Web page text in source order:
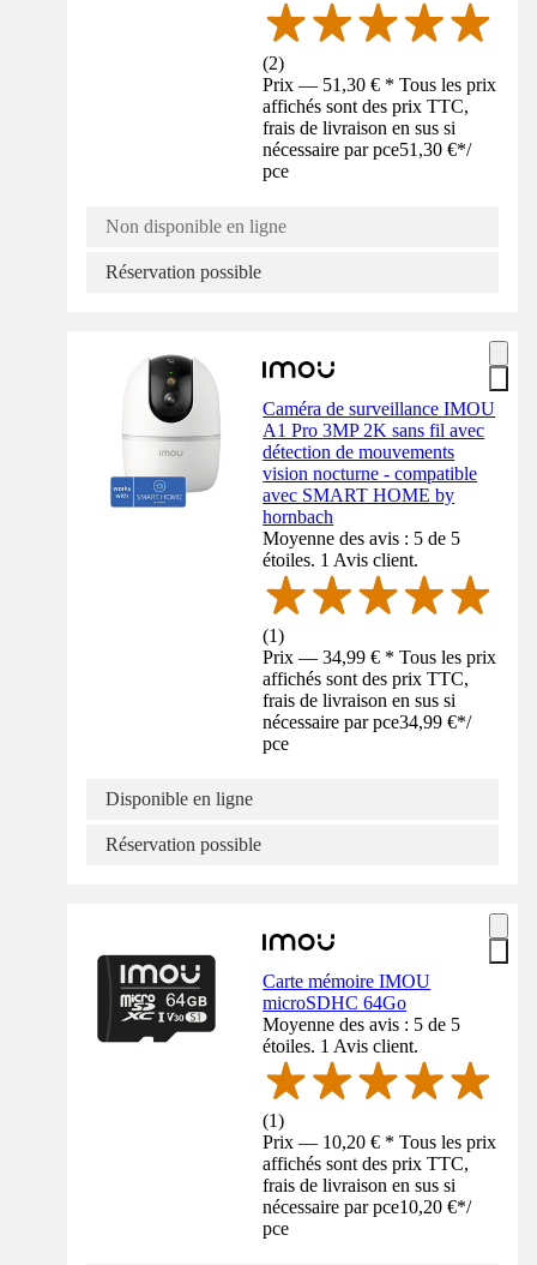
(2)
Prix — 51,30 € * Tous les prix
affichés sont des prix TTC,
frais de livraison en sus si
nécessaire par pce51,30 €*/
pce
Non disponible en ligne
Réservation possible
Caméra de surveillance IMOU
A1 Pro 3MP 2K sans fil avec
détection de mouvements
vision nocturne - compatible
avec SMART HOME by
hornbach
Moyenne des avis : 5 de 5
étoiles. 1 Avis client.
(1)
Prix — 34,99 € * Tous les prix
affichés sont des prix TTC,
frais de livraison en sus si
nécessaire par pce34,99 €*/
pce
Disponible en ligne
Réservation possible
Carte mémoire IMOU
microSDHC 64Go
Moyenne des avis : 5 de 5
étoiles. 1 Avis client.
(1)
Prix — 10,20 € * Tous les prix
affichés sont des prix TTC,
frais de livraison en sus si
nécessaire par pce10,20 €*/
pce